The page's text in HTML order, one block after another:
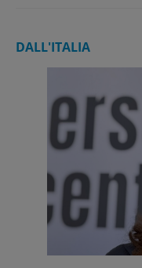
DALL'ITALIA